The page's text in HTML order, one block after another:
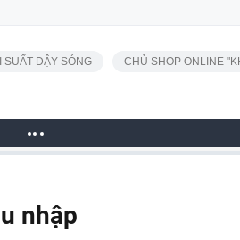
SUẤT DẬY SÓNG CHỦ SHOP ONLINE
nhập